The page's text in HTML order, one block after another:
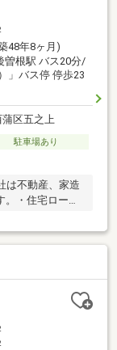
使えます！
48年8ヶ月)
曽根駅 バス20分/
」バス停 停歩23
区五之上
駐車場あり
は不動産、家造
・住宅ローン
だきます！◆経
掛けておりま
ただきま
にお問い合わせ